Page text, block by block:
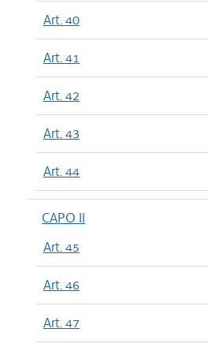
Art. 40
Art. 41
Art. 42
Art. 43
Art. 44
CAPO II
Art. 45
Art. 46
Art. 47